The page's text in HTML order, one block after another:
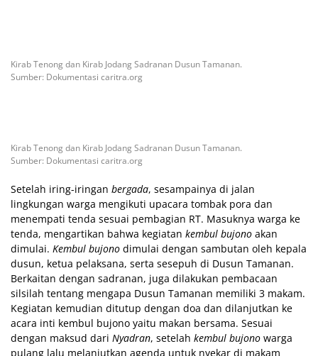
Kirab Tenong dan Kirab Jodang Sadranan Dusun Tamanan.
Sumber: Dokumentasi caritra.org
Kirab Tenong dan Kirab Jodang Sadranan Dusun Tamanan.
Sumber: Dokumentasi caritra.org
Setelah iring-iringan bergada, sesampainya di jalan
lingkungan warga mengikuti upacara tombak pora dan
menempati tenda sesuai pembagian RT. Masuknya warga ke
tenda, mengartikan bahwa kegiatan kembul bujono akan
dimulai. Kembul bujono dimulai dengan sambutan oleh kepala
dusun, ketua pelaksana, serta sesepuh di Dusun Tamanan.
Berkaitan dengan sadranan, juga dilakukan pembacaan
silsilah tentang mengapa Dusun Tamanan memiliki 3 makam.
Kegiatan kemudian ditutup dengan doa dan dilanjutkan ke
acara inti kembul bujono yaitu makan bersama. Sesuai
dengan maksud dari Nyadran, setelah kembul bujono warga
pulang lalu melanjutkan agenda untuk nyekar di makam